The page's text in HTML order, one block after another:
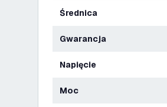
Średnica
Gwarancja
Napięcie
Moc